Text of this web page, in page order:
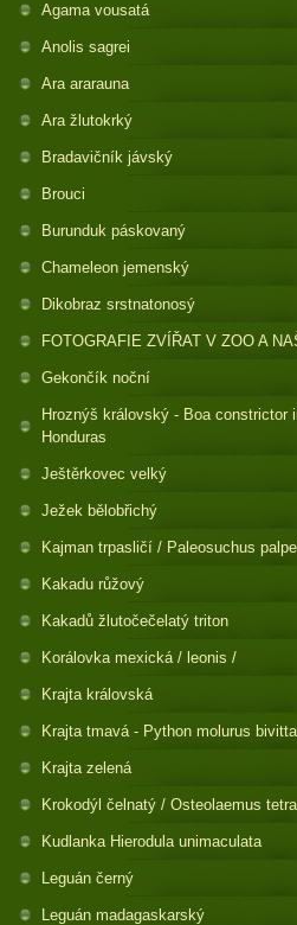
Agama vousatá
Anolis sagrei
Ara ararauna
Ara žlutokrký
Bradavičník jávský
Brouci
Burunduk páskovaný
Chameleon jemenský
Dikobraz srstnatonosý
FOTOGRAFIE ZVÍŘAT V ZOO A
Gekončík noční
Hroznýš královský - Boa constrictor
Honduras
Ještěrkovec velký
Ježek bělobřichý
Kajman trpasličí / Paleosuchus
Kakadu růžový
Kakadů žlutočečelatý triton
Korálovka mexická / leonis /
Krajta královská
Krajta tmavá - Python molurus
Krajta zelená
Krokodýl čelnatý / Osteolaemus
Kudlanka Hierodula unimaculata
Leguán černý
Leguán madagaskarský